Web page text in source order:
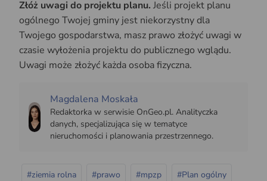
Złóż uwagi do projektu planu. Jeśli projekt planu
ogólnego Twojej gminy jest niekorzystny dla
Twojego gospodarstwa, masz prawo złożyć uwagi w
czasie wyłożenia projektu do publicznego wglądu.
Uwagi może złożyć każda osoba fizyczna.
Magdalena Moskała
Redaktorka w serwisie OnGeo.pl. Analityczka
danych, specjalizująca się w tematyce
nieruchomości i planowania przestrzennego.
#ziemia rolna #prawo #mpzp #Plan ogólny